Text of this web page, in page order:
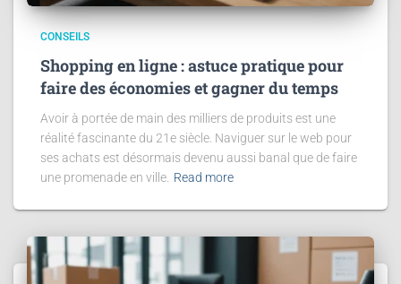
CONSEILS
Shopping en ligne : astuce pratique pour
faire des économies et gagner du temps
Avoir à portée de main des milliers de produits est une
réalité fascinante du 21e siècle. Naviguer sur le web pour
ses achats est désormais devenu aussi banal que de faire
une promenade en ville. Read more